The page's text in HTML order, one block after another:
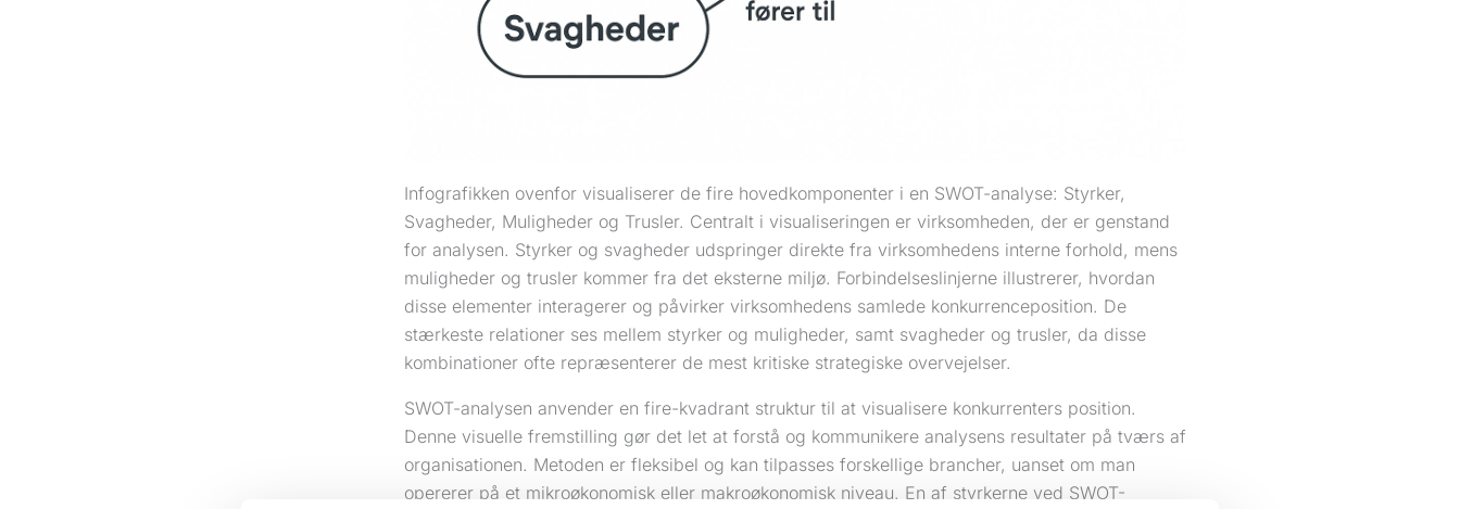
Infografikken ovenfor visualiserer de fire hovedkomponenter i en SWOT-analyse: Styrker,
Svagheder, Muligheder og Trusler. Centralt i visualiseringen er virksomheden, der er genstand
for analysen. Styrker og svagheder udspringer direkte fra virksomhedens interne forhold, mens
muligheder og trusler kommer fra det eksterne miljø. Forbindelseslinjerne illustrerer, hvordan
disse elementer interagerer og påvirker virksomhedens samlede konkurrenceposition. De
stærkeste relationer ses mellem styrker og muligheder, samt svagheder og trusler, da disse
kombinationer ofte repræsenterer de mest kritiske strategiske overvejelser.
SWOT-analysen anvender en fire-kvadrant struktur til at visualisere konkurrenters position.
Denne visuelle fremstilling gør det let at forstå og kommunikere analysens resultater på tværs af
organisationen. Metoden er fleksibel og kan tilpasses forskellige brancher, uanset om man
opererer på et mikroøkonomisk eller makroøkonomisk niveau. En af styrkerne ved SWOT-